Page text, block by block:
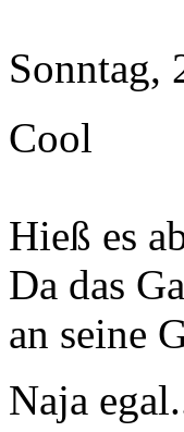
Sonntag,
Cool
Hieß es
Da das
an seine
Naja